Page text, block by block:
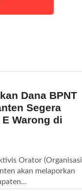
Dana BPNT
Segera
Warong di
Orator (Organisasi
akan melaporkan